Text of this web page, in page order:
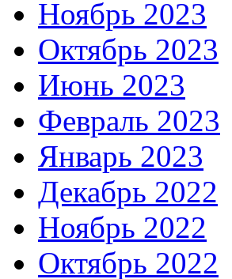
Ноябрь 2023
Октябрь 2023
Июнь 2023
Февраль 2023
Январь 2023
Декабрь 2022
Ноябрь 2022
Октябрь 2022